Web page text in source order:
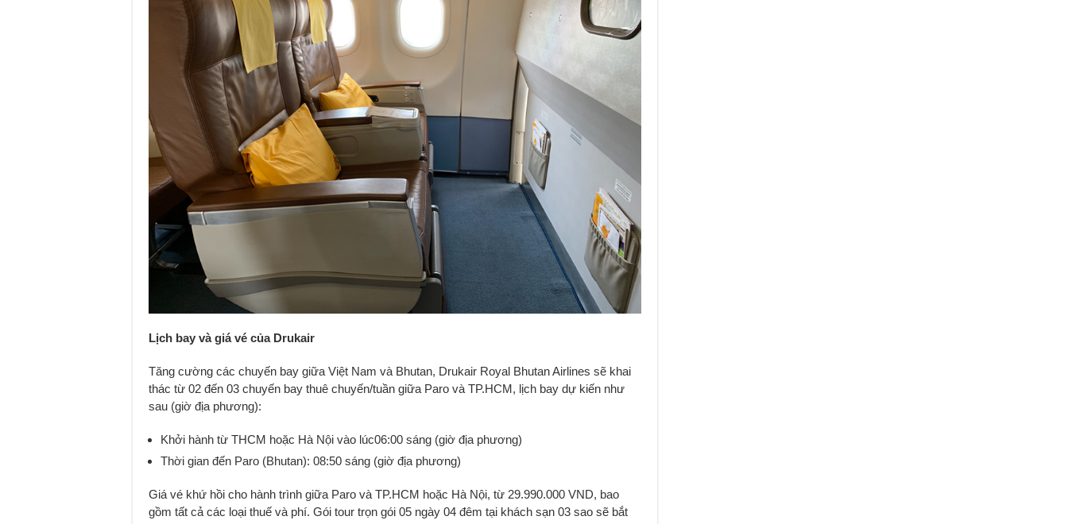
Lịch bay và giá vé của Drukair
Tăng cường các chuyến bay giữa Việt Nam và Bhutan, Drukair Royal Bhutan Airlines sẽ khai
thác từ 02 đến 03 chuyến bay thuê chuyến/tuần giữa Paro và TP.HCM, lịch bay dự kiến như
sau (giờ địa phương):
Khởi hành từ THCM hoặc Hà Nội vào lúc06:00 sáng (giờ địa phương)
Thời gian đến Paro (Bhutan): 08:50 sáng (giờ địa phương)
Giá vé khứ hồi cho hành trình giữa Paro và TP.HCM hoặc Hà Nội, từ 29.990.000 VND, bao
gồm tất cả các loại thuế và phí. Gói tour trọn gói 05 ngày 04 đêm tại khách sạn 03 sao sẽ bắt